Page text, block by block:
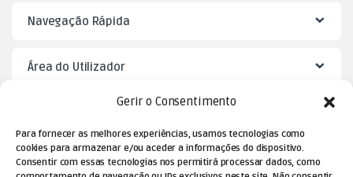
Gerir o Consentimento
Para fornecer as melhores experiências, usamos tecnologias como
cookies para armazenar e/ou aceder a informações do dispositivo.
Consentir com essas tecnologias nos permitirá processar dados, como
Navegação Rápida
Área do Utilizador